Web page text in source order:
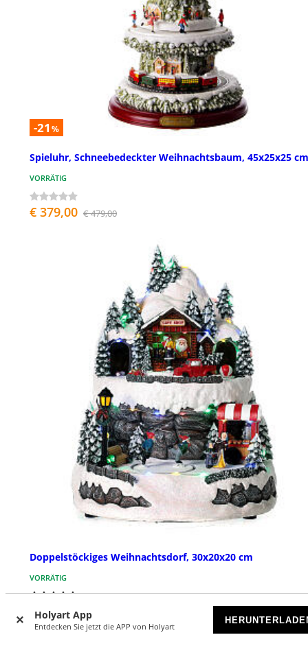
Holyart App
Entdecken Sie jetzt die APP von Holyart
-21 %
Spieluhr, Schneebedeckter Weihnachtsbaum, 45x25x25 cm
VORRÄTIG
€ 379,00 € 479,00
Doppelstöckiges Weihnachtsdorf, 30x20x20 cm
VORRÄTIG
€ 119,00